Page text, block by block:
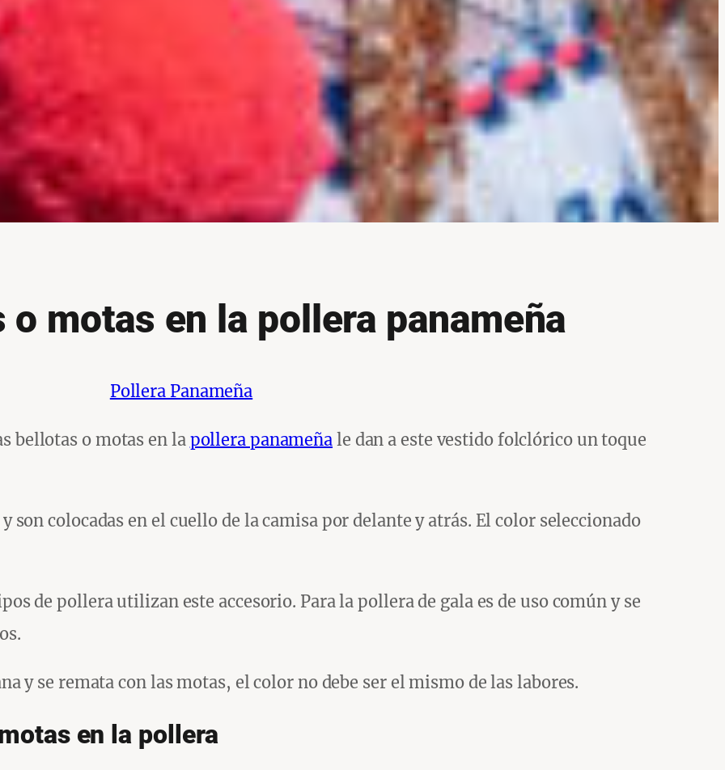
o motas en la pollera panameña
Pollera Panameña
bellotas o motas en la pollera panameña le dan a este vestido folclórico un toque
son colocadas en el cuello de la camisa por delante y atrás. El color seleccionado
de pollera utilizan este accesorio. Para la pollera de gala es de uso común y se
y se remata con las motas, el color no debe ser el mismo de las labores.
en la pollera